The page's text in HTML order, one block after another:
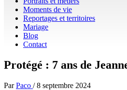
Moments de vie
Reportages et territoires
Mariage
Blog
Contact
Protégé : 7 ans de
ParPaco /8 septembre 2024